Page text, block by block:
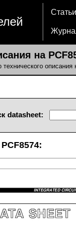
Статьи
на
описания
datasheet: